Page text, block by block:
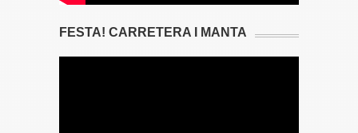
FESTA! CARRETERA I MANTA